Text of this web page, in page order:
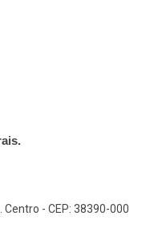
Centro - CEP: 38390-000